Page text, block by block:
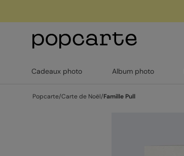
Cadeaux photo Album photo
Popcarte/Carte de Noël/Famille Pull